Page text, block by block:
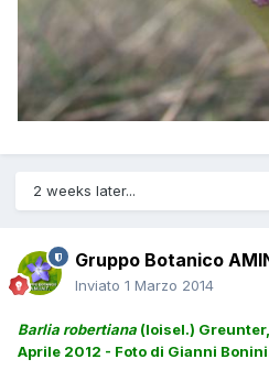
2 weeks later...
Gruppo Botanico
Inviato 1 Marzo 2014
Barlia robertiana (loisel.)
Aprile 2012 - Foto di Gianni